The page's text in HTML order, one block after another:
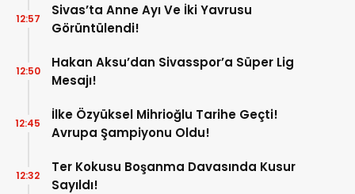
Sivas’ta Anne Ayı Ve İki Yavrusu
Görüntülendi!
12:57
Hakan Aksu’dan Sivasspor’a Süper Lig
Mesajı!
12:50
İlke Özyüksel Mihrioğlu Tarihe Geçti!
Avrupa Şampiyonu Oldu!
12:45
Ter Kokusu Boşanma Davasında Kusur
Sayıldı!
12:32